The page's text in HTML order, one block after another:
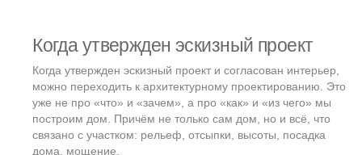
Эффект экономии:
≈ 15%-20% от стоимости материалов и работ,
из-за точности расчетов, контроля количества,
отсутствия коллизий и переделок. Возможно
проведения тендера.
Цена:
от 1 000 ₽/м² (каждый раздел)